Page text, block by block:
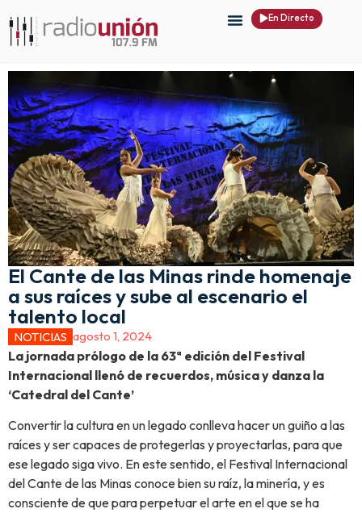
En Directo
El Cante de las Minas rinde homenaje
a sus raíces y sube al escenario el
talento local
NOTICIAS agosto 1, 2024
La jornada prólogo de la 63ª edición del Festival
Internacional llenó de recuerdos, música y danza la
‘Catedral del Cante’
Convertir la cultura en un legado conlleva hacer un guiño a las
raíces y ser capaces de protegerlas y proyectarlas, para que
ese legado siga vivo. En este sentido, el Festival Internacional
del Cante de las Minas conoce bien su raíz, la minería, y es
consciente de que para perpetuar el arte en el que se ha